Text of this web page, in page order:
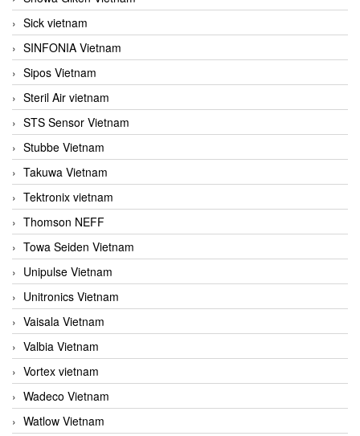
Sick vietnam
SINFONIA Vietnam
Sipos Vietnam
Steril Air vietnam
STS Sensor Vietnam
Stubbe Vietnam
Takuwa Vietnam
Tektronix vietnam
Thomson NEFF
Towa Seiden Vietnam
Unipulse Vietnam
Unitronics Vietnam
Vaisala Vietnam
Valbia Vietnam
Vortex vietnam
Wadeco Vietnam
Watlow Vietnam